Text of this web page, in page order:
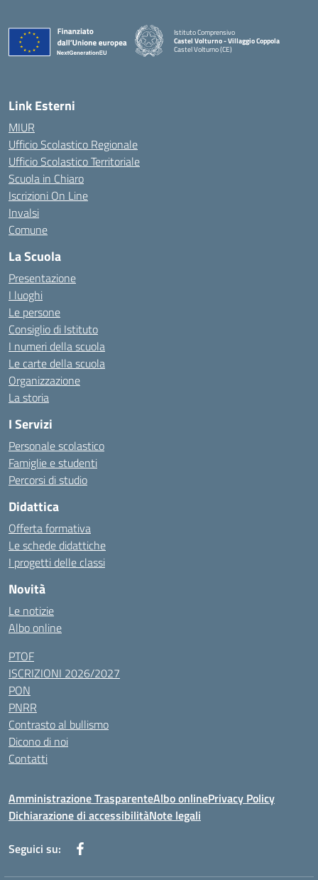
Istituto Comprensivo
Castel Volturno - Villaggio Coppola
Castel Volturno (CE)
Link Esterni
MIUR
Ufficio Scolastico Regionale
Ufficio Scolastico Territoriale
Scuola in Chiaro
Iscrizioni On Line
Invalsi
Comune
La Scuola
Presentazione
I luoghi
Le persone
Consiglio di Istituto
I numeri della scuola
Le carte della scuola
Organizzazione
La storia
I Servizi
Personale scolastico
Famiglie e studenti
Percorsi di studio
Didattica
Offerta formativa
Le schede didattiche
I progetti delle classi
Novità
Le notizie
Albo online
PTOF
ISCRIZIONI 2026/2027
PON
PNRR
Contrasto al bullismo
Dicono di noi
Contatti
Amministrazione TrasparenteAlbo onlinePrivacy Policy
Dichiarazione di accessibilitàNote legali
Seguici su: